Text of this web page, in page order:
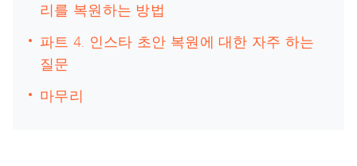
리를 복원하는 방법
파트 4. 인스타 초안 복원에 대한 자주 하는
질문
마무리